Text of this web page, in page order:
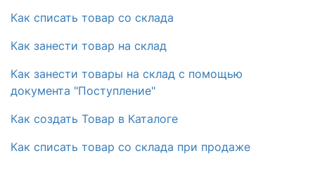
Как списать товар со склада
Как занести товар на склад
Как занести товары на склад с помощью
документа "Поступление"
Как создать Товар в Каталоге
Как списать товар со склада при продаже